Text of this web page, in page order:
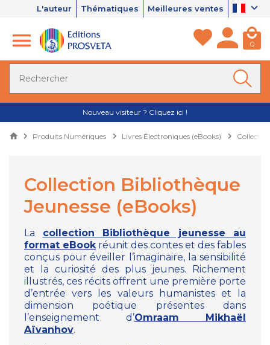
L'auteur Thématiques Meilleures ventes
0
Nouveau visiteur ? Cliquez ici !
Produits Numériques Livres Électroniques (eBooks)
Collection Bibliothèque
Jeunesse (eBooks)
La collection Bibliothèque jeunesse au
format eBookréunit des contes et des fables
conçus pour éveiller l’imaginaire, la sensibilité
et la curiosité des plus jeunes. Richement
illustrés, ces récits offrent une première porte
d’entrée vers les valeurs humanistes et la
dimension poétique présentes dans
l’enseignement d’Omraam Mikhaël
Aïvanhov.